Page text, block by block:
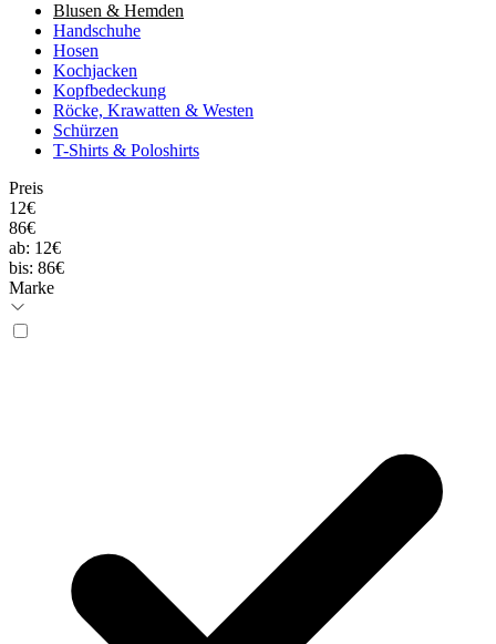
Blusen & Hemden
Handschuhe
Hosen
Kochjacken
Kopfbedeckung
Röcke, Krawatten & Westen
Schürzen
T-Shirts & Poloshirts
Preis
12€
86€
ab: 12€
bis: 86€
Marke